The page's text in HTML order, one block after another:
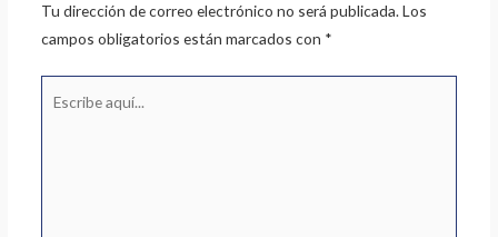
Tu dirección de correo electrónico no será publicada. Los
campos obligatorios están marcados con *